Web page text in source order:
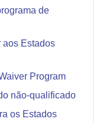
de
aos Estados
Program
não-qualificado
os Estados